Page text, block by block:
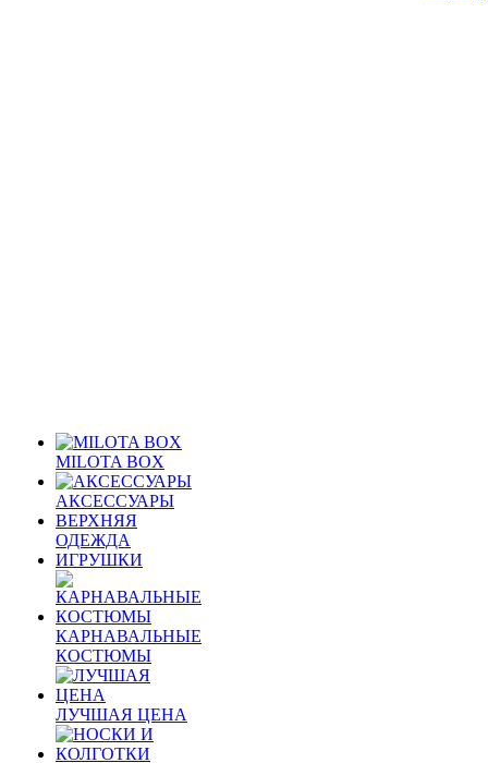
MILOTA BOX
АКСЕССУАРЫ
ВЕРХНЯЯ
ОДЕЖДА
ИГРУШКИ
КАРНАВАЛЬНЫЕ
КОСТЮМЫ
ЛУЧШАЯ ЦЕНА